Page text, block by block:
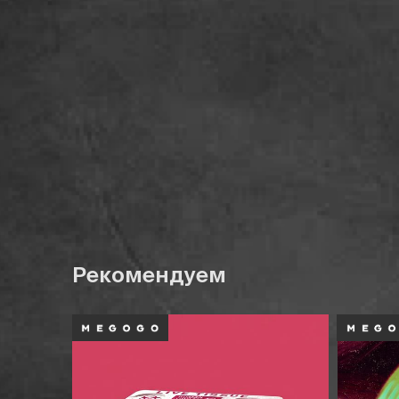
Рекомендуем